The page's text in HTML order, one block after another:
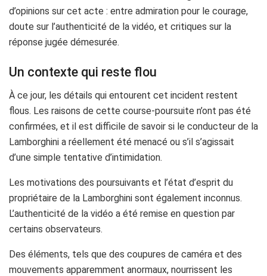
d’opinions sur cet acte : entre admiration pour le courage,
doute sur l’authenticité de la vidéo, et critiques sur la
réponse jugée démesurée.
Un contexte qui reste flou
À ce jour, les détails qui entourent cet incident restent
flous. Les raisons de cette course-poursuite n’ont pas été
confirmées, et il est difficile de savoir si le conducteur de la
Lamborghini a réellement été menacé ou s’il s’agissait
d’une simple tentative d’intimidation.
Les motivations des poursuivants et l’état d’esprit du
propriétaire de la Lamborghini sont également inconnus.
L’authenticité de la vidéo a été remise en question par
certains observateurs.
Des éléments, tels que des coupures de caméra et des
mouvements apparemment anormaux, nourrissent les